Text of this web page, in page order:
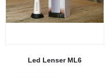
Led Lenser ML6